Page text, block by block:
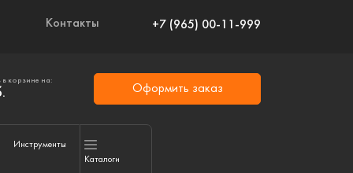
Контакты +7 (965) 00-11-999
в корзине на:
Оформить заказ
Инструменты
Каталоги